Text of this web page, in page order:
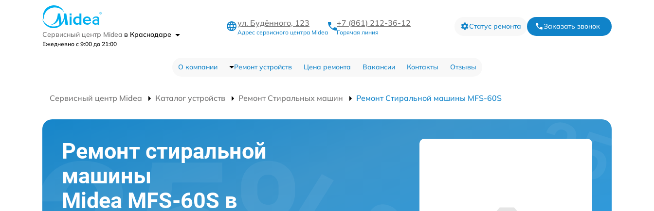
Сервисный центр Midea в Краснодаре
Ежедневно с 9:00 до 21:00
ул. Будённого, 123
Адрес сервисного центра Midea
+7 (861) 212-36-12
Горячая линия
Статус ремонта Заказать звонок
О компании Ремонт устройств Цена ремонта Вакансии Контакты Отзывы
Сервисный центр Midea Каталог устройств Ремонт Стиральных машин Ремонт Стиральной машины MFS-60S
Ремонт стиральной
машины
Midea MFS-60S в